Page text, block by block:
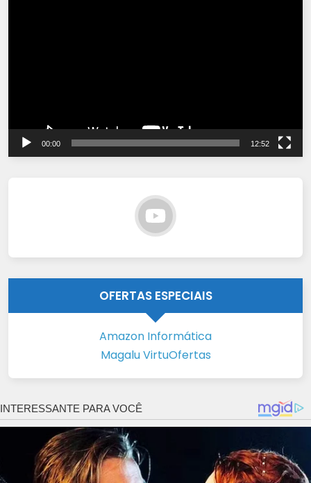
00:00 12:52
OFERTAS ESPECIAIS
Amazon Informática
Magalu VirtuOfertas